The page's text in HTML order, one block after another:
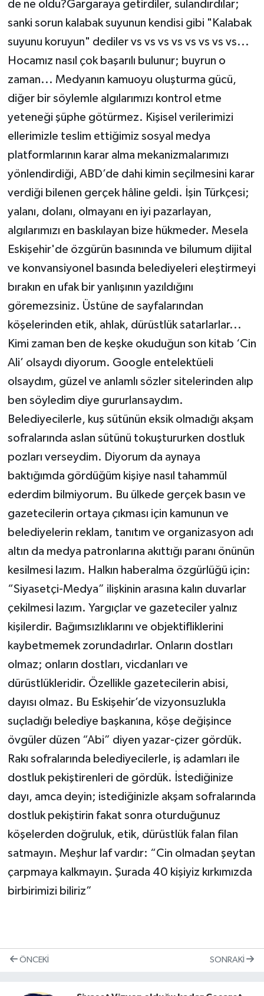
de ne oldu?Gargaraya getirdiler, sulandırdılar;
sanki sorun kalabak suyunun kendisi gibi "Kalabak
suyunu koruyun" dediler vs vs vs vs vs vs vs vs...
Hocamız nasıl çok başarılı bulunur; buyrun o
zaman... Medyanın kamuoyu oluşturma gücü,
diğer bir söylemle algılarımızı kontrol etme
yeteneği şüphe götürmez. Kişisel verilerimizi
ellerimizle teslim ettiğimiz sosyal medya
platformlarının karar alma mekanizmalarımızı
yönlendirdiği, ABD’de dahi kimin seçilmesini karar
verdiği bilenen gerçek hâline geldi. İşin Türkçesi;
yalanı, dolanı, olmayanı en iyi pazarlayan,
algılarımızı en baskılayan bize hükmeder. Mesela
Eskişehir'de özgürün basınında ve bilumum dijital
ve konvansiyonel basında belediyeleri eleştirmeyi
bırakın en ufak bir yanlışının yazıldığını
göremezsiniz. Üstüne de sayfalarından
köşelerinden etik, ahlak, dürüstlük satarlarlar...
Kimi zaman ben de keşke okuduğun son kitab ‘Cin
Ali’ olsaydı diyorum. Google entelektüeli
olsaydım, güzel ve anlamlı sözler sitelerinden alıp
ben söyledim diye gururlansaydım.
Belediyecilerle, kuş sütünün eksik olmadığı akşam
sofralarında aslan sütünü tokuştururken dostluk
pozları verseydim. Diyorum da aynaya
baktığımda gördüğüm kişiye nasıl tahammül
ederdim bilmiyorum. Bu ülkede gerçek basın ve
gazetecilerin ortaya çıkması için kamunun ve
belediyelerin reklam, tanıtım ve organizasyon adı
altın da medya patronlarına akıttığı paranı önünün
kesilmesi lazım. Halkın haberalma özgürlüğü için:
“Siyasetçi-Medya” ilişkinin arasına kalın duvarlar
çekilmesi lazım. Yargıçlar ve gazeteciler yalnız
kişilerdir. Bağımsızlıklarını ve objektifliklerini
kaybetmemek zorundadırlar. Onların dostları
olmaz; onların dostları, vicdanları ve
dürüstlükleridir. Özellikle gazetecilerin abisi,
dayısı olmaz. Bu Eskişehir’de vizyonsuzlukla
suçladığı belediye başkanına, köşe değişince
övgüler düzen “Abi” diyen yazar-çizer gördük.
Rakı sofralarında belediyecilerle, iş adamları ile
dostluk pekiştirenleri de gördük. İstediğinize
dayı, amca deyin; istediğinizle akşam sofralarında
dostluk pekiştirin fakat sonra oturduğunuz
köşelerden doğruluk, etik, dürüstlük falan filan
satmayın. Meşhur laf vardır: “Cin olmadan şeytan
çarpmaya kalkmayın. Şurada 40 kişiyiz kırkımızda
birbirimizi biliriz”
ÖNCEKI SONRAKI